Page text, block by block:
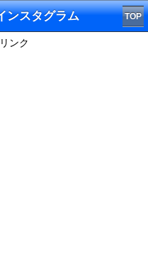
ンスタグラム TOP
ンク